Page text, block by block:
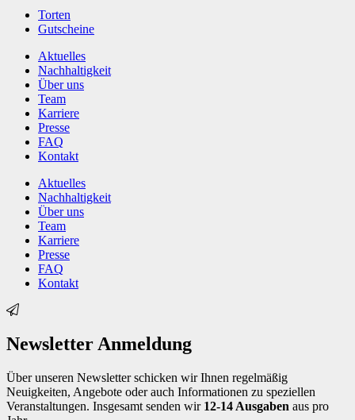
Torten
Gutscheine
Aktuelles
Nachhaltigkeit
Über uns
Team
Karriere
Presse
FAQ
Kontakt
Aktuelles
Nachhaltigkeit
Über uns
Team
Karriere
Presse
FAQ
Kontakt
Newsletter Anmeldung
Über unseren Newsletter schicken wir Ihnen regelmäßig
Neuigkeiten, Angebote oder auch Informationen zu speziellen
Veranstaltungen. Insgesamt senden wir 12-14 Ausgaben aus pro